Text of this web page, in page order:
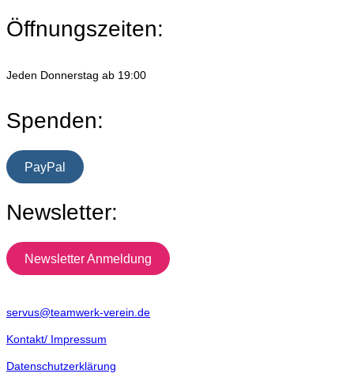
Öffnungszeiten:
Jeden Donnerstag ab 19:00
Spenden:
PayPal
Newsletter:
Newsletter Anmeldung
servus@teamwerk-verein.de
Kontakt/ Impressum
Datenschutzerklärung